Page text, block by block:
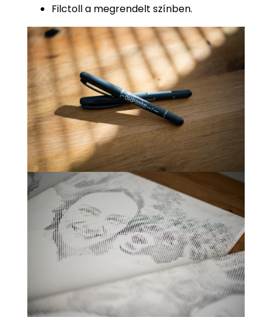
Filctoll a megrendelt színben.